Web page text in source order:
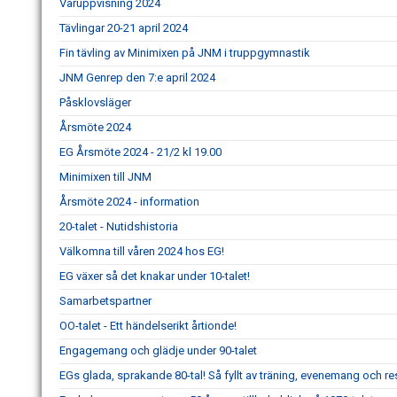
Våruppvisning 2024
Tävlingar 20-21 april 2024
Fin tävling av Minimixen på JNM i truppgymnastik
JNM Genrep den 7:e april 2024
Påsklovsläger
Årsmöte 2024
EG Årsmöte 2024 - 21/2 kl 19.00
Minimixen till JNM
Årsmöte 2024 - information
20-talet - Nutidshistoria
Välkomna till våren 2024 hos EG!
EG växer så det knakar under 10-talet!
Samarbetspartner
OO-talet - Ett händelserikt årtionde!
Engagemang och glädje under 90-talet
EGs glada, sprakande 80-tal! Så fyllt av träning, evenemang och